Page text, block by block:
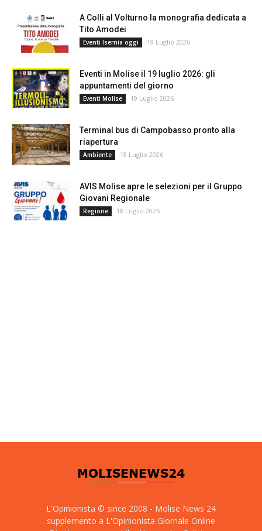
A Colli al Volturno la monografia dedicata a
Tito Amodei
Eventi Isernia oggi 19 Luglio 2026
Eventi in Molise il 19 luglio 2026: gli
appuntamenti del giorno
Eventi Molise 19 Luglio 2026
Terminal bus di Campobasso pronto alla
riapertura
Ambiente 18 Luglio 2026
AVIS Molise apre le selezioni per il Gruppo
Giovani Regionale
Regione 18 Luglio 2026
L'Opinionista © since 2008 - Molise News 24
supplemento a L'Opinionista Giornale Online